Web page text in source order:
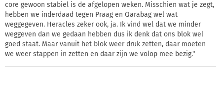
core gewoon stabiel is de afgelopen weken. Misschien wat je zegt,
hebben we inderdaad tegen Praag en Qarabag wel wat
weggegeven. Heracles zeker ook, ja. Ik vind wel dat we minder
weggeven dan we gedaan hebben dus ik denk dat ons blok wel
goed staat. Maar vanuit het blok weer druk zetten, daar moeten
we weer stappen in zetten en daar zijn we volop mee bezig."